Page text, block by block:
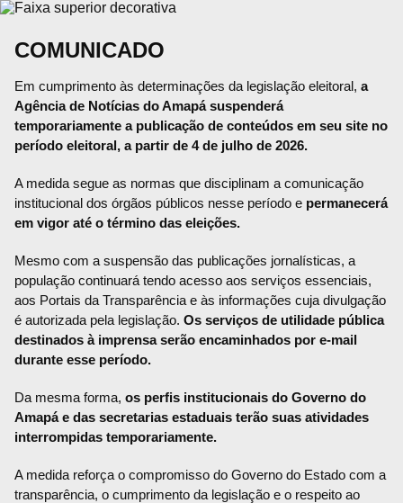
COMUNICADO
Em cumprimento às determinações da legislação eleitoral, a
Agência de Notícias do Amapá suspenderá
temporariamente a publicação de conteúdos em seu site no
período eleitoral, a partir de 4 de julho de 2026.
A medida segue as normas que disciplinam a comunicação
institucional dos órgãos públicos nesse período e permanecerá
em vigor até o término das eleições.
Mesmo com a suspensão das publicações jornalísticas, a
população continuará tendo acesso aos serviços essenciais,
aos Portais da Transparência e às informações cuja divulgação
é autorizada pela legislação. Os serviços de utilidade pública
destinados à imprensa serão encaminhados por e-mail
durante esse período.
Da mesma forma, os perfis institucionais do Governo do
Amapá e das secretarias estaduais terão suas atividades
interrompidas temporariamente.
A medida reforça o compromisso do Governo do Estado com a
transparência, o cumprimento da legislação e o respeito ao